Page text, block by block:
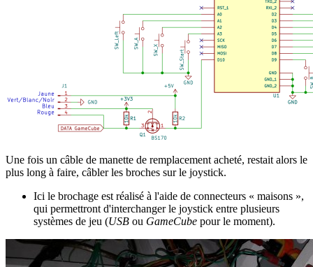
Une fois un câble de manette de remplacement acheté, restait alors le
plus long à faire, câbler les broches sur le joystick.
Ici le brochage est réalisé à l'aide de connecteurs « maisons »,
qui permettront d'interchanger le joystick entre plusieurs
systèmes de jeu (USB ou GameCube pour le moment).